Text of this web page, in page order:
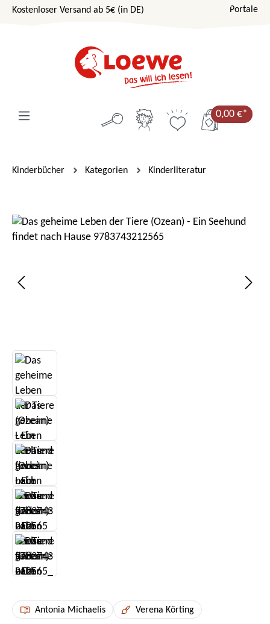
Zum Hauptinhalt springen
Kostenloser Versand ab 5€ (in DE) Portale
0,00 €*
Kinderbücher Kategorien Kinderliteratur
Bildergalerie überspringen
Antonia Michaelis Verena Körting